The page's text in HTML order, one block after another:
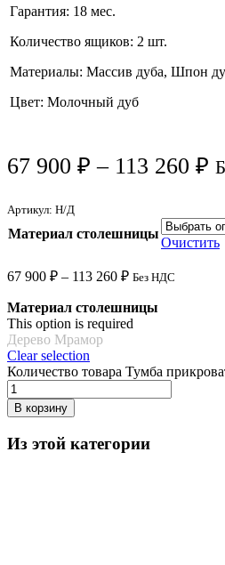
Гарантия: 18 мес.
Количество ящиков: 2 шт.
Материалы: Массив дуба, Шпон
Цвет: Молочный дуб
67 900 ₽ – 113 260 ₽
Артикул: Н/Д
Материал столешницы
Очистить
67 900 ₽ – 113 260 ₽ Без НДС
Материал столешницы
This option is required
Дерево Мрамор
Clear selection
Количество товара Тумба
В корзину
Из этой категории